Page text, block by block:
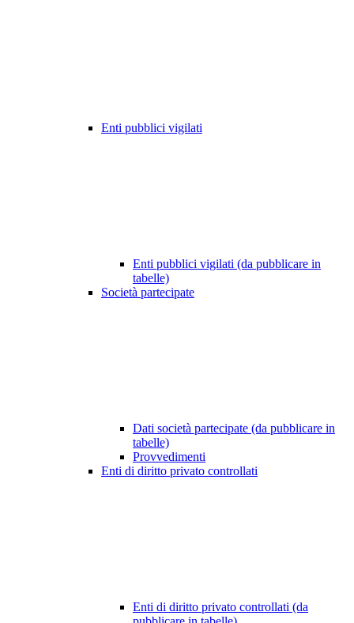
Enti pubblici vigilati
Enti pubblici vigilati (da pubblicare in
tabelle)
Società partecipate
Dati società partecipate (da pubblicare in
tabelle)
Provvedimenti
Enti di diritto privato controllati
Enti di diritto privato controllati (da